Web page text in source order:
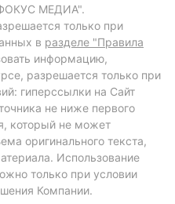
МЕДИА".
только при
в разделе "Правила
информацию,
разрешается только при
гиперссылки на Сайт
не ниже первого
который не может
оригинального текста,
Использование
только при условии
Компании.